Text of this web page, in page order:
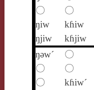
〇
〇
ŋiw
kɦiw
ŋjiw
kɦjiw
ŋǝw´
〇
〇
〇
〇
kɦiw´